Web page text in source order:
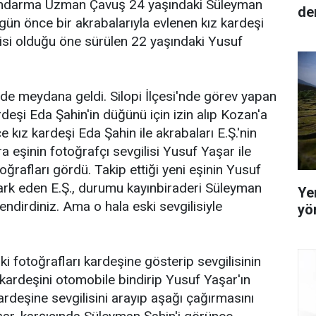
Uzman Çavuş 24 yaşındaki Süleyman
önce bir akrabalarıyla evlenen kız kardeşi
olduğu öne sürülen 22 yaşındaki Yusuf
meydana geldi. Silopi İlçesi'nde görev yapan
Eda Şahin'in düğünü için izin alıp Kozan'a
kardeşi Eda Şahin ile akrabaları E.Ş.'nin
eşinin fotoğrafçı sevgilisi Yusuf Yaşar ile
gördü. Takip ettiği yeni eşinin Yusuf
eden E.Ş., durumu kayınbiraderi Süleyman
Ama o hala eski sevgilisiyle
fotoğrafları kardeşine gösterip sevgilisinin
otomobile bindirip Yusuf Yaşar'ın
sevgilisini arayıp aşağı çağırmasını